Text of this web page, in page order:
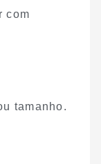
com
tamanho.